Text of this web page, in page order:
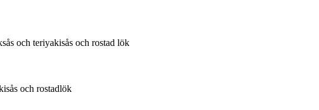
och teriyakisås och rostad lök
och rostadlök